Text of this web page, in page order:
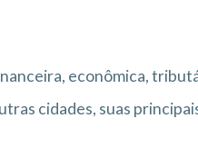
econômica,
cidades, suas